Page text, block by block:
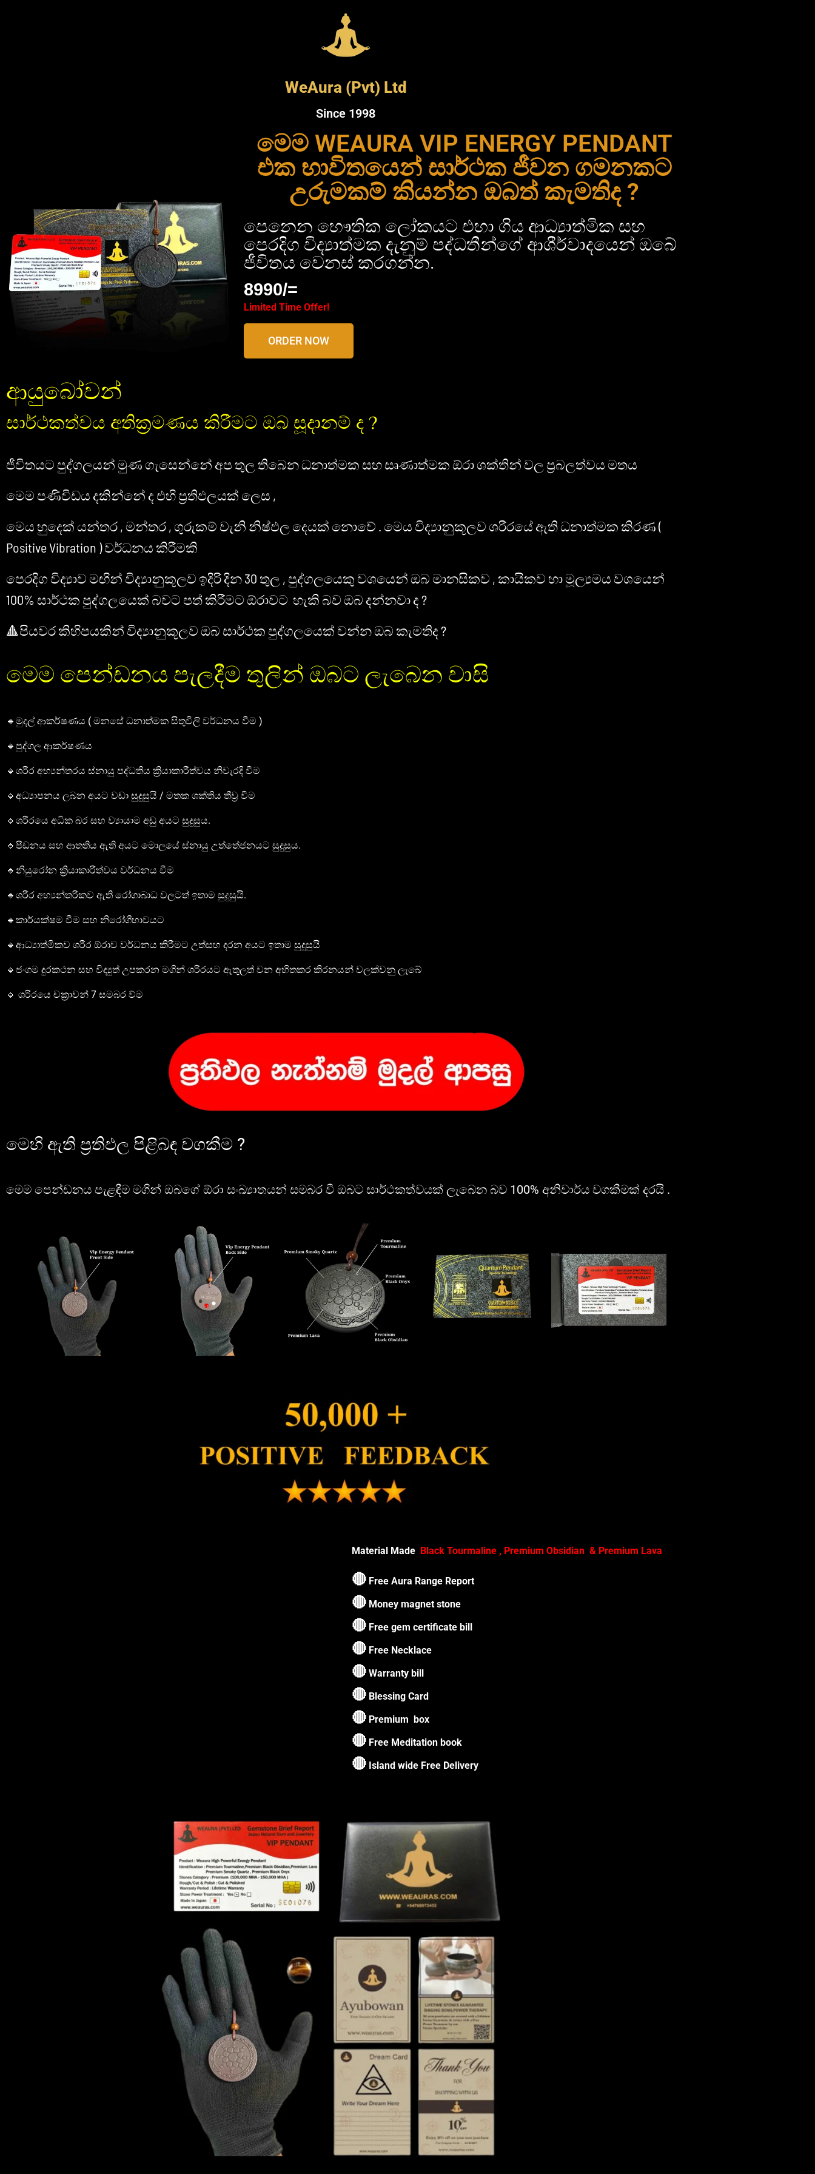
WeAura (Pvt) Ltd
Since 1998
මෙම WEAURA VIP ENERGY PENDANT
එක භාවිතයෙන් සාර්ථක ජීවන ගමනකට
උරුමකම් කියන්න ඔබත් කැමතිද ?
පෙනෙන භෞතික ලෝකයට එහා ගිය ආධ්‍යාත්මික සහ
පෙරදිග විද්‍යාත්මක දැනුම් පද්ධතීන්ගේ ආශීර්වාදයෙන් ඔබේ
ජීවිතය වෙනස් කරගන්න.
8990/=
Limited Time Offer!
ORDER NOW
ආයුබෝවන්
සාර්ථකත්වය අතික්‍රමණය කිරීමට ඔබ සූදානම් ද ?
ජීවිතයට පුද්ගලයන් මුණ ගැසෙන්නේ අප තුල තිබෙන ධනාත්මක සහ සෘණාත්මක ඕරා ශක්තින් වල ප්‍රබලත්වය මතය
මෙම පණිවිඩය දකින්නේ ද එහි ප්‍රතිඵලයක් ලෙස ,
මෙය හුදෙක් යන්තර , මන්තර , ගුරුකම් වැනි නිෂ්ඵල දෙයක් නොවේ . මෙය විද්‍යානුකූලව ශරීරයේ ඇති ධනාත්මක කිරණ (
Positive Vibration ) වර්ධනය කිරීමකි
පෙරදිග විද්‍යාව මඟින් විද්‍යානුකූලව ඉදිරි දින 30 තුල , පුද්ගලයෙකු වශයෙන් ඔබ මානසිකව , කායිකව හා මූල්‍යමය වශයෙන්
100% සාර්ථක පුද්ගලයෙක් බවට පත් කිරීමට ඕරාවට හැකි බව ඔබ දන්නවා ද ?
🔺පියවර කිහිපයකින් විද්‍යානුකූලව ඔබ සාර්ථක පුද්ගලයෙක් වන්න ඔබ කැමතිද ?
මෙම පෙන්ඩනය පැලදීම තුලින් ඔබට ලැබෙන වාසි
🔹මුදල් ආකර්ෂණය ( මනසේ ධනාත්මක සිතුවිලි වර්ධනය වීම )
🔹පුද්ගල ආකර්ෂණය
🔹ශරීර අභ්‍යන්තරය ස්නායු පද්ධතිය ක්‍රියාකාරීත්වය නිවැරදි වීම
🔹අධ්‍යාපනය ලබන අයට වඩා සුදුසුයි / මතක ශක්තිය තීව්‍ර වීම
🔹ශරීරයෙ අධික බර සහ ව්‍යායාම අඩු අයට සුදුසුය.
🔹පීඩනය සහ ආතතිය ඇති අයට මොලයේ ස්නායු උත්තේජනයට සුදුසුය.
🔹නියුරෝන ක්‍රියාකාරීත්වය වර්ධනය වීම
🔹ශරීර අභ්‍යන්තරිකව ඇති රෝගාබාධ වලටත් ඉතාම සුදුසුයි.
🔹කාර්යක්ෂම වීම සහ නිරෝගීභාවයට
🔹ආධ්‍යාත්මිකව ශරීර ඕරාව වර්ධනය කිරීමට උත්සහ දරන අයට ඉතාම සුදුසුයි
🔹ජංගම දුරකථන සහ විද්‍යුත් උපකරන මගින් ශරිරයට ඇතුලත් වන අහිතකර කිරනයන් වලක්වනු ලැබේ
🔹 ශරිරයෙ චක්‍රාවන් 7 සමබර ව්ම
මෙහි ඇති ප්‍රතිඵල පිළිබඳ වගකීම ?
මෙම පෙන්ඩනය පැළඳීම මගින් ඔබගේ ඕරා සංඛ්‍යාතයන් සමබර වී ඔබට සාර්ථකත්වයක් ලැබෙන බව 100% අනිවාර්ය වගකීමක් දරයි .
Material Made Black Tourmaline , Premium Obsidian & Premium Lava
🔴 Free Aura Range Report
🔴 Money magnet stone
🔴 Free gem certificate bill
🔴 Free Necklace
🔴 Warranty bill
🔴 Blessing Card
🔴 Premium box
🔴 Free Meditation book
🔴 Island wide Free Delivery